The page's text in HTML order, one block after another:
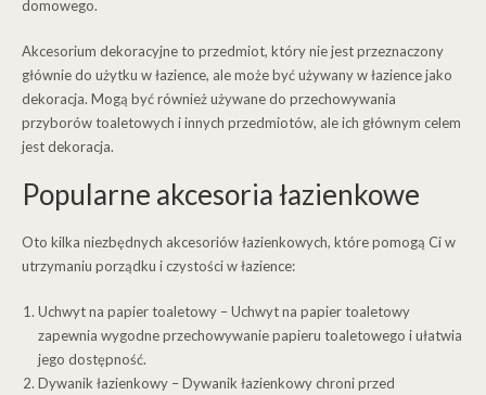
domowego.
Akcesorium dekoracyjne to przedmiot, który nie jest przeznaczony
głównie do użytku w łazience, ale może być używany w łazience jako
dekoracja. Mogą być również używane do przechowywania
przyborów toaletowych i innych przedmiotów, ale ich głównym celem
jest dekoracja.
Popularne akcesoria łazienkowe
Oto kilka niezbędnych akcesoriów łazienkowych, które pomogą Ci w
utrzymaniu porządku i czystości w łazience:
Uchwyt na papier toaletowy – Uchwyt na papier toaletowy
zapewnia wygodne przechowywanie papieru toaletowego i ułatwia
jego dostępność.
Dywanik łazienkowy – Dywanik łazienkowy chroni przed